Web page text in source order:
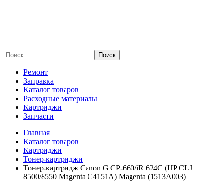
Поиск
Ремонт
Заправка
Каталог товаров
Расходные материалы
Картриджи
Запчасти
Главная
Каталог товаров
Картриджи
Тонер-картриджи
Тонер-картридж Canon G CP-660/iR 624C (HP CLJ
8500/8550 Magenta C4151A) Magenta (1513A003)